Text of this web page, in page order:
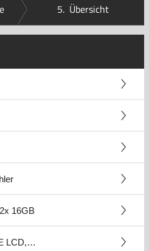
5. Übersicht
16GB
weiß